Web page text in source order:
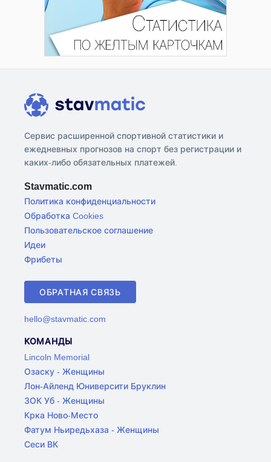
Сервис расширенной спортивной статистики и
ежедневных прогнозов на спорт без регистрации и
каких-либо обязательных платежей.
Stavmatic.com
Политика конфиденциальности
Обработка Cookies
Пользовательское соглашение
Идеи
Фрибеты
ОБРАТНАЯ СВЯЗЬ
hello@stavmatic.com
КОМАНДЫ
Lincoln Memorial
Озаску - Женщины
Лон-Айленд Юниверсити Бруклин
ЗОК Уб - Женщины
Крка Ново-Место
Фатум Ньиредьхаза - Женщины
Сеси ВК